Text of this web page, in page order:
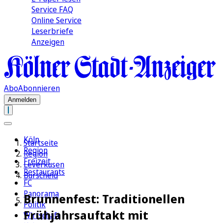
Service FAQ
Online Service
Leserbriefe
Anzeigen
AboAbonnieren
Anmelden
Köln
Region
Freizeit
Restaurants
FC
Panorama
Politik
Wirtschaft
Startseite
Region
Leverkusen
Burscheid
Brunnenfest: Traditionellen
Frühjahrsauftakt mit